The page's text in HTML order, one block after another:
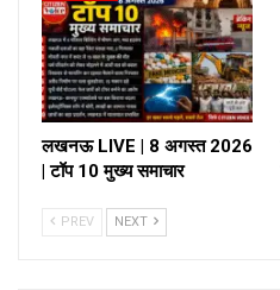
लखनऊ LIVE | 8 अगस्त 2026
| टॉप 10 मुख्य समाचार
PREV NEXT